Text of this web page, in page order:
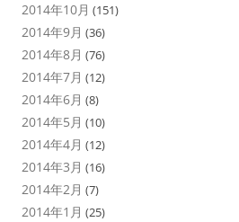
2014年10月 (151)
2014年9月 (36)
2014年8月 (76)
2014年7月 (12)
2014年6月 (8)
2014年5月 (10)
2014年4月 (12)
2014年3月 (16)
2014年2月 (7)
2014年1月 (25)